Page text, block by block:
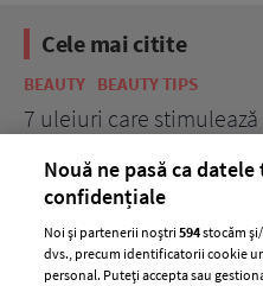
Cele mai citite
BEAUTY BEAUTY TIPS
7 uleiuri care
Nouă ne pasă ca
confidențiale
Noi și partenerii noștri594stocăm
dvs., precum identificatorii cookie
personal. Puteți accepta sau